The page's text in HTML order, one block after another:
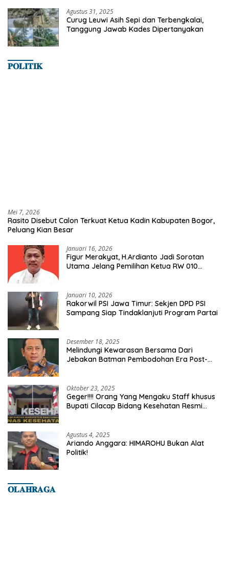
Agustus 31, 2025
Curug Leuwi Asih Sepi dan Terbengkalai,
Tanggung Jawab Kades Dipertanyakan
𝐏𝐎𝐋𝐈𝐓𝐈𝐊
Mei 7, 2026
Rasito Disebut Calon Terkuat Ketua Kadin Kabupaten Bogor,
Peluang Kian Besar
Januari 16, 2026
Figur Merakyat, H.Ardianto Jadi Sorotan
Utama Jelang Pemilihan Ketua RW 010
Januari 10, 2026
Rakorwil PSI Jawa Timur: Sekjen DPD PSI
Sampang Siap Tindaklanjuti Program Partai
Desember 18, 2025
Melindungi Kewarasan Bersama Dari
Jebakan Batman Pembodohan Era Post-
Oktober 23, 2025
Geger!!!! Orang Yang Mengaku Staff khusus
Bupati Cilacap Bidang Kesehatan Resmi
Agustus 4, 2025
Ariando Anggara: HIMAROHU Bukan Alat
Politik!
𝐎𝐋𝐀𝐇𝐑𝐀𝐆𝐀